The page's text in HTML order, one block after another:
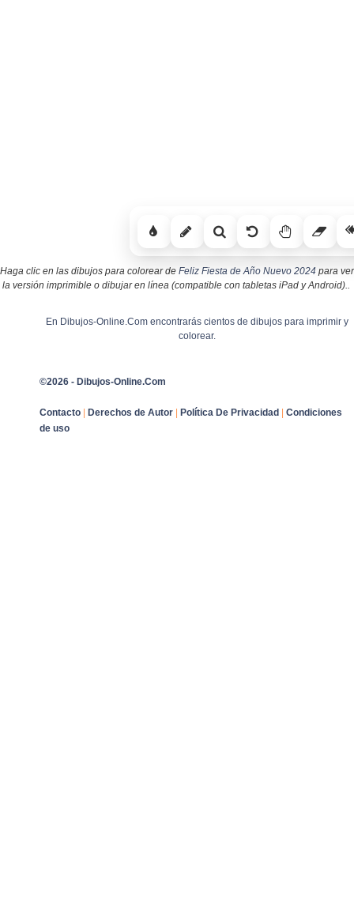
Haga clic en las dibujos para colorear de Feliz Fiesta de Año Nuevo 2024 para ver
la versión imprimible o dibujar en línea (compatible con tabletas iPad y Android)..
En Dibujos-Online.Com encontrarás cientos de dibujos para imprimir y
colorear.
©2026 - Dibujos-Online.Com
Contacto Derechos de Autor Política De Privacidad
Condiciones
de uso